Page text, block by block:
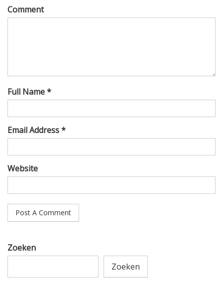
Comment
Full Name *
Email Address *
Website
Zoeken
Zoeken